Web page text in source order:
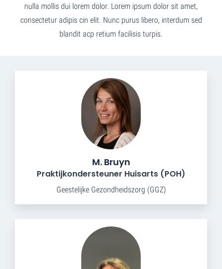
nulla mollis dui lorem dolor. Lorem ipsum dolor sit amet,
consectetur adipis cin elit. Nunc purus libero, interdum sed
blandit acp retium facilisis turpis.
M. Bruyn
Praktijkondersteuner Huisarts (POH)
Geestelijke Gezondheidszorg (GGZ)